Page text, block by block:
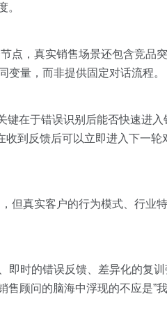
。
点，真实销售场景还包含竞品突
量，而非提供固定对话流程。
键在于错误识别后能否快速进入
到反馈后可以立即进入下一轮
但真实客户的行为模式、行业特
即时的错误反馈、差异化的复
顾问的脑海中浮现的不应是”